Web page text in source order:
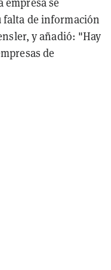
falta de información
y añadió: "Hay
de